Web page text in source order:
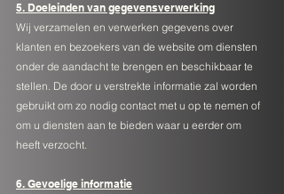
5. Doeleinden van gegevensverwerking
Wij verzamelen en verwerken gegevens over
klanten en bezoekers van de website om diensten
onder de aandacht te brengen en beschikbaar te
stellen. De door u verstrekte informatie zal worden
gebruikt om zo nodig contact met u op te nemen of
om u diensten aan te bieden waar u eerder om
heeft verzocht.
6. Gevoelige informatie